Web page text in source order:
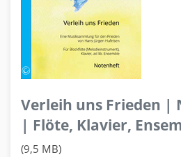
Verleih uns Frieden |
| Flöte, Klavier,
(9,5 MB)